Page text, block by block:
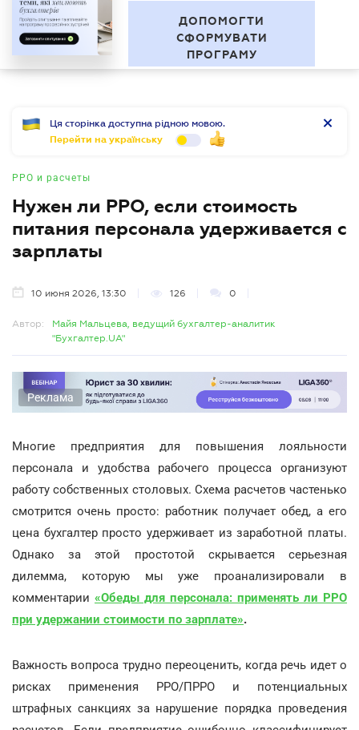
RU
БУХГАЛТЕР
професійних зустрічей
ДОПОМОГТИ
Ця сторінка доступна рідною мовою.
Нужен ли РРО, если стоимость
питания персонала удерживается с
зарплаты
Майя Мальцева, ведущий бухгалтер-аналитик
Реклама
Многие предприятия для повышения лояльности
персонала и удобства рабочего процесса организуют
работу собственных столовых. Схема расчетов частенько
смотрится очень просто: работник получает обед, а его
цена бухгалтер просто удерживает из заработной платы.
Однако за этой простотой скрывается серьезная
дилемма, которую мы уже проанализировали в
комментарии «Обеды для персонала: применять ли РРО
при удержании стоимости по зарплате»
Важность вопроса трудно переоценить, когда речь идет о
рисках применения РРО/ПРРО и потенциальных
штрафных санкциях за нарушение порядка проведения